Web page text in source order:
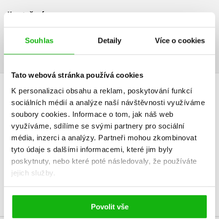
Souhlas Detaily Více o cookies
Tato webová stránka používá cookies
K personalizaci obsahu a reklam, poskytování funkcí
sociálních médií a analýze naší návštěvnosti využíváme
soubory cookies. Informace o tom, jak náš web
využíváme, sdílíme se svými partnery pro sociální
média, inzerci a analýzy. Partneři mohou zkombinovat
tyto údaje s dalšími informacemi, které jim byly
poskytnuty, nebo které poté následovaly, že používáte
jejich služby.
Povolit vše
Ke stažení
Obsah.pdf Ukázka.pdf
HODNOCENÍ ČTENÁŘŮ
V současné době nejsou vytvořena žádná uživatelská hodnocení.
Vaše hodnocení
Uživatelskou recenzi mohou vkládat pouze registrovaní uživatelé
Přihlásit